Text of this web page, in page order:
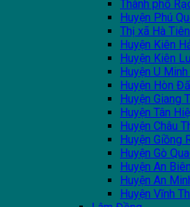
Thành phổ
Huyện Phú
Thị xã Hà Tiên
Huyện Kiên
Huyện Kiên
Huyện U
Huyện Hòn
Huyện Giang
Huyện Tân
Huyện Châu
Huyện Giồng
Huyện Gò
Huyện An Biên
Huyện An
Huyện Vĩnh